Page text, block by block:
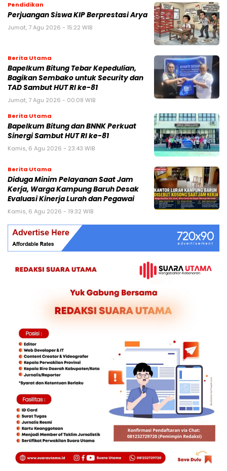
Pendidikan
Perjuangan Siswa KIP Berprestasi Arya
Jumat, 7 Agu 2026 - 15:22 WIB
Berita Utama
Bapelkum Bitung Tebar Kepedulian,
Bagikan Sembako untuk Security dan
TAD Sambut HUT RI ke-81
Jumat, 7 Agu 2026 - 00:08 WIB
Berita Utama
Bapelkum Bitung dan BNNK Perkuat
Sinergi Sambut HUT RI ke-81
Kamis, 6 Agu 2026 - 23:43 WIB
Berita Utama
Diduga Minim Pelayanan Saat Jam
Kerja, Warga Kampung Baruh Desak
Evaluasi Kinerja Lurah dan Pegawai
Kamis, 6 Agu 2026 - 19:32 WIB